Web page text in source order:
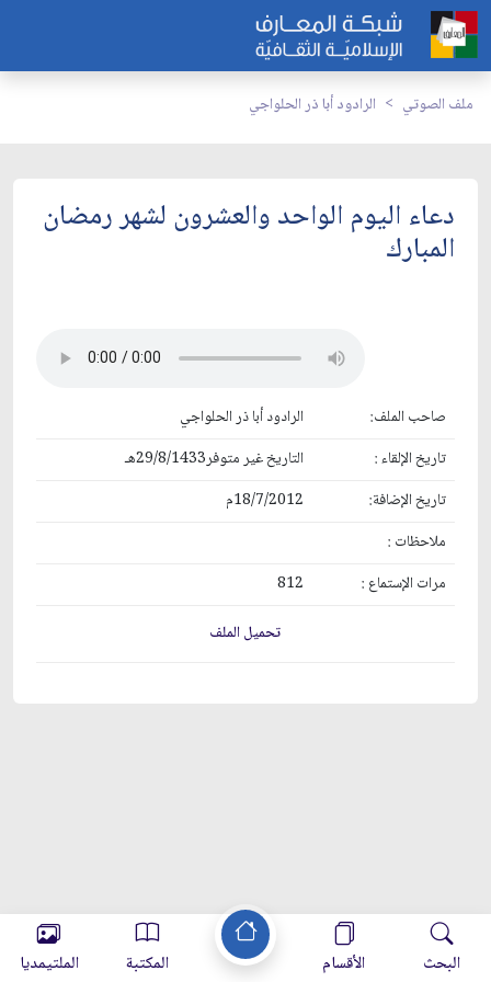
ملف الصوتي الرادود أبا ذر الحلواجي
دعاء اليوم الواحد والعشرون لشهر رمضان
المبارك
صاحب الملف:
الرادود أبا ذر الحلواجي
تاريخ الإلقاء :
التاريخ غير متوفر29/8/1433هـ
تاريخ الإضافة:
18/7/2012م
ملاحظات :
مرات الإستماع :
812
تحميل الملف
البحث الأقسام المكتبة الملتيمديا